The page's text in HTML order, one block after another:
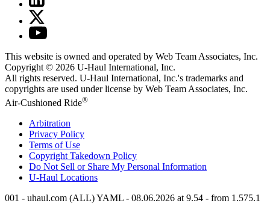
This website is owned and operated by Web Team Associates, Inc.
Copyright © 2026 U-Haul International, Inc.
All rights reserved. U-Haul International, Inc.'s trademarks and
copyrights are used under license by Web Team Associates, Inc.
Air-Cushioned Ride®
Arbitration
Privacy Policy
Terms of Use
Copyright Takedown Policy
Do Not Sell or Share My Personal Information
U-Haul Locations
001 - uhaul.com (ALL) YAML - 08.06.2026 at 9.54 - from 1.575.1